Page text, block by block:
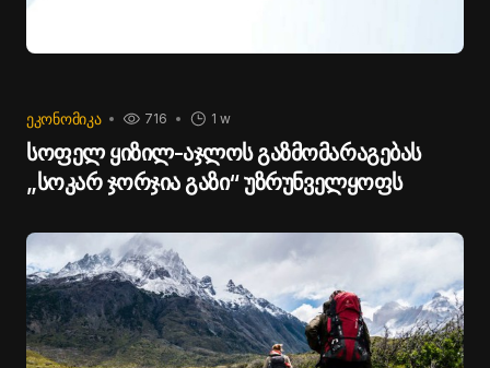
ᲔᲙᲝᲜᲝᲛᲘᲙᲐ 1 w
716
სოფელ ყიზილ-აჯლოს გაზმომარაგებას
„სოკარ ჯორჯია გაზი“ უზრუნველყოფს